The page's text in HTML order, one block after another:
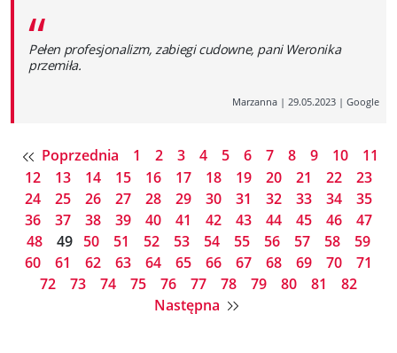
“
Pełen profesjonalizm, zabiegi cudowne, pani Weronika
przemiła.
Marzanna | 29.05.2023 | Google
Poprzednia 1 2 3 4 5 6 7 8 9 10
11
12
13 14 15 16 17 18 19 20 21 22
23
24
25 26 27 28 29 30 31 32 33 34
35
36
37 38 39 40 41 42 43 44 45 46
47
48
49 50 51 52 53 54 55 56 57 58
59
60
61 62 63 64 65 66 67 68 69 70
71
72
73 74 75 76 77 78 79 80 81
82
Następna